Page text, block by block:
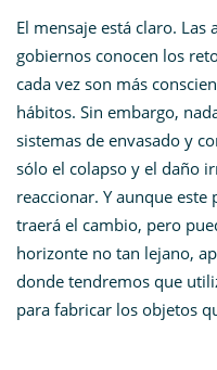
El mensaje está claro. Las
gobiernos conocen los
cada vez son más
hábitos. Sin embargo,
sistemas de envasado y
sólo el colapso y el daño
reaccionar. Y aunque
traerá el cambio, pero
horizonte no tan lejano,
donde tendremos que
para fabricar los objetos